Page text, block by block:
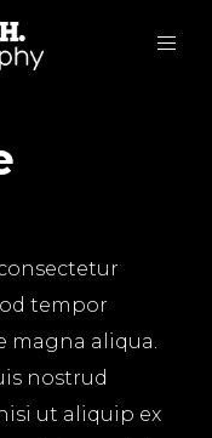
tempor
magna aliqua.
nostrud
ut aliquip ex